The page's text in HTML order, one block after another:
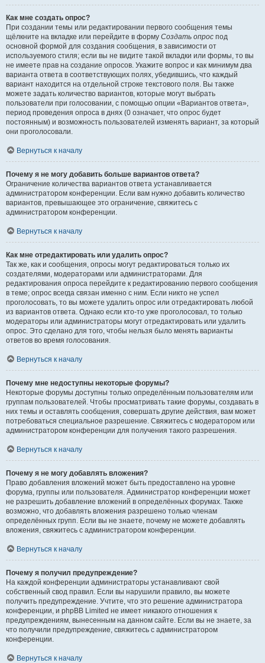
Как мне создать опрос?
При создании темы или редактировании первого сообщения темы
щёлкните на вкладке или перейдите в форму Создать опрос под
основной формой для создания сообщения, в зависимости от
используемого стиля; если вы не видите такой вкладки или формы, то вы
не имеете прав на создание опросов. Укажите вопрос и как минимум два
варианта ответа в соответствующих полях, убедившись, что каждый
вариант находится на отдельной строке текстового поля. Вы также
можете задать количество вариантов, которые могут выбрать
пользователи при голосовании, с помощью опции «Вариантов ответа»,
период проведения опроса в днях (0 означает, что опрос будет
постоянным) и возможность пользователей изменять вариант, за который
они проголосовали.
Вернуться к началу
Почему я не могу добавить больше вариантов ответа?
Ограничение количества вариантов ответа устанавливается
администратором конференции. Если вам нужно добавить количество
вариантов, превышающее это ограничение, свяжитесь с
администратором конференции.
Вернуться к началу
Как мне отредактировать или удалить опрос?
Так же, как и сообщения, опросы могут редактироваться только их
создателями, модераторами или администраторами. Для
редактирования опроса перейдите к редактированию первого сообщения
в теме; опрос всегда связан именно с ним. Если никто не успел
проголосовать, то вы можете удалить опрос или отредактировать любой
из вариантов ответа. Однако если кто-то уже проголосовал, то только
модераторы или администраторы могут отредактировать или удалить
опрос. Это сделано для того, чтобы нельзя было менять варианты
ответов во время голосования.
Вернуться к началу
Почему мне недоступны некоторые форумы?
Некоторые форумы доступны только определённым пользователям или
группам пользователей. Чтобы просматривать такие форумы, создавать в
них темы и оставлять сообщения, совершать другие действия, вам может
потребоваться специальное разрешение. Свяжитесь с модератором или
администратором конференции для получения такого разрешения.
Вернуться к началу
Почему я не могу добавлять вложения?
Право добавления вложений может быть предоставлено на уровне
форума, группы или пользователя. Администратор конференции может
не разрешить добавление вложений в определённых форумах. Также
возможно, что добавлять вложения разрешено только членам
определённых групп. Если вы не знаете, почему не можете добавлять
вложения, свяжитесь с администратором конференции.
Вернуться к началу
Почему я получил предупреждение?
На каждой конференции администраторы устанавливают свой
собственный свод правил. Если вы нарушили правило, вы можете
получить предупреждение. Учтите, что это решение администратора
конференции, и phpBB Limited не имеет никакого отношения к
предупреждениям, вынесенным на данном сайте. Если вы не знаете, за
что получили предупреждение, свяжитесь с администратором
конференции.
Вернуться к началу